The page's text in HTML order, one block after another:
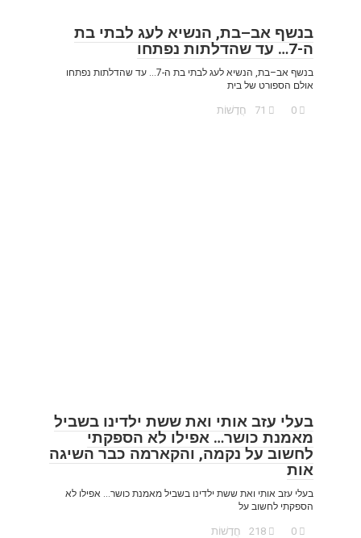
בנשף אב–בת, הנשיא לעג לבתי בת
ה-7… עד שהדלתות נפתחו
בנשף אב–בת, הנשיא לעג לבתי בת ה-7… עד שהדלתות נפתחו
אולם הספורט של בית
חֲדָשׁוֹת 0
71
בעלי עזב אותי ואת ששת ילדינו בשביל
מאמנת כושר… אפילו לא הספקתי
לחשוב על נקמה, והקארמה כבר השיגה
אות
בעלי עזב אותי ואת ששת ילדינו בשביל מאמנת כושר… אפילו לא
הספקתי לחשוב על
חֲדָשׁוֹת 0
218